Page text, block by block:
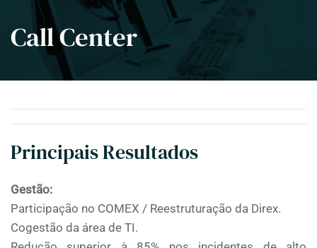
Call Center
Principais Resultados
Gestão:
Participação no COMEX / Reestruturação da Direx.
Cogestão da área de TI.